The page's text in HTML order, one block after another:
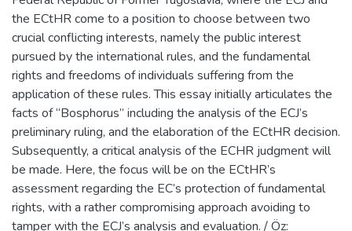
the ECtHR come to a position to choose between two
crucial conflicting interests, namely the public interest
pursued by the international rules, and the fundamental
rights and freedoms of individuals suffering from the
application of these rules. This essay initially articulates the
facts of “Bosphorus” including the analysis of the ECJ’s
preliminary ruling, and the elaboration of the ECtHR decision.
Subsequently, a critical analysis of the ECHR judgment will
be made. Here, the focus will be on the ECtHR’s
assessment regarding the EC’s protection of fundamental
rights, with a rather compromising approach avoiding to
tamper with the ECJ’s analysis and evaluation. / Öz: